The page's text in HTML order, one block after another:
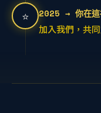
⭐
2025 → 你在這
加入我們，共